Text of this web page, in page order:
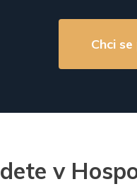
Chci
v